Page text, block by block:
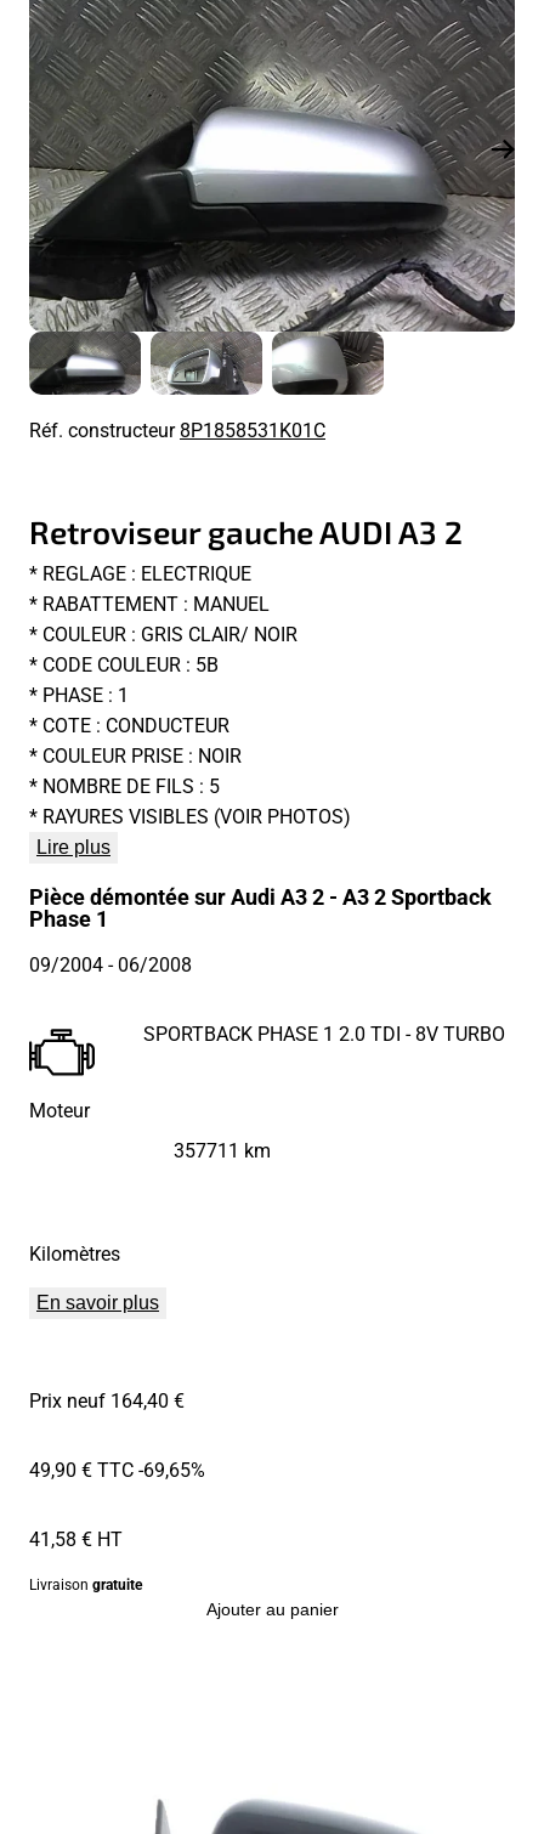
Réf. constructeur8P1858531K01C
Retroviseur gauche AUDI A3 2
* REGLAGE : ELECTRIQUE
* RABATTEMENT : MANUEL
* COULEUR : GRIS CLAIR/ NOIR
* CODE COULEUR : 5B
* PHASE : 1
* COTE : CONDUCTEUR
* COULEUR PRISE : NOIR
* NOMBRE DE FILS : 5
* RAYURES VISIBLES (VOIR PHOTOS)
Lire plus
Pièce démontée sur Audi A3 2 - A3 2 Sportback
Phase 1
09/2004- 06/2008
Moteur
SPORTBACK PHASE 1 2.0 TDI - 8V TURBO
Kilomètres
357711 km
En savoir plus
Prix neuf 164,40 €
49,90 € TTC-69,65%
41,58 € HT
Livraison gratuite
Ajouter au panier